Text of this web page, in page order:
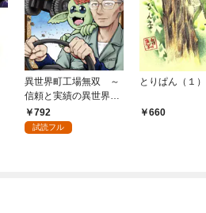
異世界町工場無双 ～
信頼と実績の異世界征
服～（１）
792
試読フル
とりぱん（１）
660